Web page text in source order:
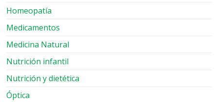
Homeopatía
Medicamentos
Medicina Natural
Nutrición infantil
Nutrición y dietética
Óptica